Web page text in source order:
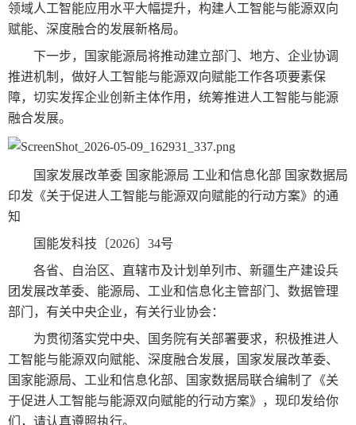
领域人工智能应用水平大幅提升，构建人工智能与能源双向
赋能、深度融合的发展新格局。
下一步，国家能源局将推动建立部门、地方、企业协调
推进机制，做好人工智能与能源双向赋能工作各项要素保
障，切实发挥企业创新主体作用，统筹推进人工智能与能源
融合发展。
国家发展改革委 国家能源局 工业和信息化部 国家数据局
印发《关于促进人工智能与能源双向赋能的行动方案》的通
知
国能发科技〔2026〕34号
各省、自治区、直辖市及计划单列市、新疆生产建设兵
团发展改革委、能源局、工业和信息化主管部门、数据管理
部门，有关中央企业，有关行业协会：
为贯彻落实党中央、国务院有关部署要求，积极推进人
工智能与能源双向赋能、深度融合发展，国家发展改革委、
国家能源局、工业和信息化部、国家数据局联合编制了《关
于促进人工智能与能源双向赋能的行动方案》，现印发给你
们，请认真遵照执行。